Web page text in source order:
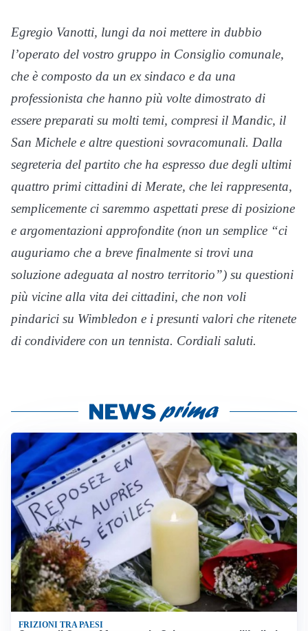
Egregio Vanotti, lungi da noi mettere in dubbio
l’operato del vostro gruppo in Consiglio comunale,
che è composto da un ex sindaco e da una
professionista che hanno più volte dimostrato di
essere preparati su molti temi, compresi il Mandic, il
San Michele e altre questioni sovracomunali. Dalla
segreteria del partito che ha espresso due degli ultimi
quattro primi cittadini di Merate, che lei rappresenta,
semplicemente ci saremmo aspettati prese di posizione
e argomentazioni approfondite (non un semplice “ci
auguriamo che a breve finalmente si trovi una
soluzione adeguata al nostro territorio”) su questioni
più vicine alla vita dei cittadini, che non voli
pindarici su Wimbledon e i presunti valori che ritenete
di condividere con un tennista. Cordiali saluti.
FRIZIONI TRA PAESI